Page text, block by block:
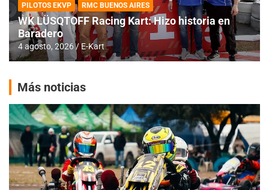
PILOTOS EKVP RMC BUENOS AIRES
WK LÜSQTOFF Racing Kart: Hizo historia en
Baradero
4 agosto, 2026 E-Kart
Más noticias